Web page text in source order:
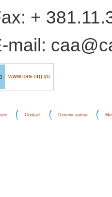
+
mail:
www.caa.org.yu
Contact Devenir auteur